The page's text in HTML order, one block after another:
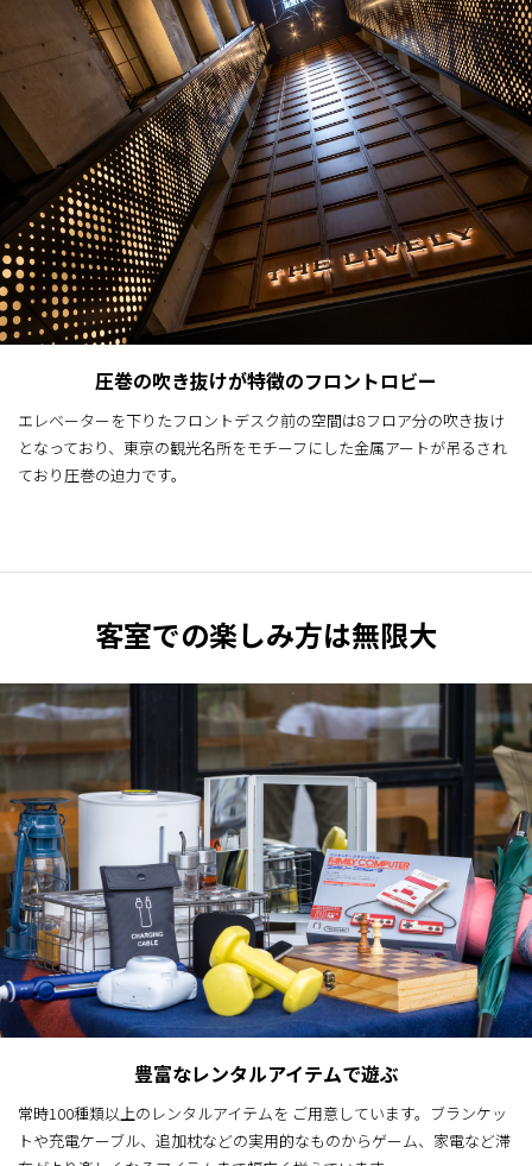
圧巻の吹き抜けが特徴のフロントロビー
エレベーターを下りたフロントデスク前の空間は8フロア分の吹き抜け
となっており、東京の観光名所をモチーフにした金属アートが吊るされ
ており圧巻の迫力です。
客室での楽しみ方は無限大
豊富なレンタルアイテムで遊ぶ
常時100種類以上のレンタルアイテムを ご用意しています。ブランケッ
トや充電ケーブル、追加枕などの実用的なものからゲーム、家電など滞